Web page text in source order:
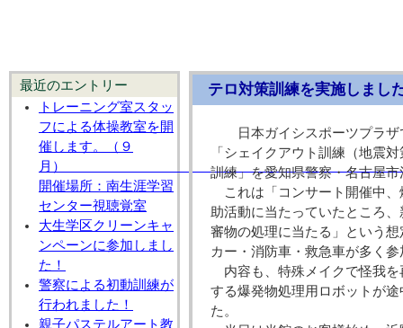
最近のエントリー
トレーニング室スタッ
フによる体操教室を開
催します。（９
月
開催場所：南生涯学習
センター視聴覚室
大生学区クリーンキャ
ンペーンに参加しまし
た！
警察による初動訓練が
行われました！
親子パステルアート教
テロ対策訓練を実施しまし
日本ガイシスポーツプラザ
「シェイクアウト訓練（地震
訓練」を愛知県警察・名古屋
これは「コンサート開催中、
助活動に当たっていたところ
審物の処理に当たる」という
カー・消防車・救急車が多く
内容も、特殊メイクで怪我を
する爆発物処理用ロボットが
た。